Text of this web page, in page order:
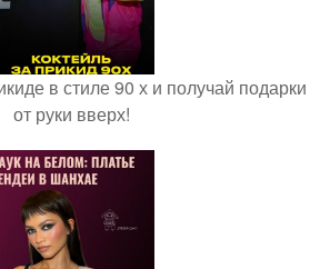
в стиле 90 х и получай подарки
от руки вверх!